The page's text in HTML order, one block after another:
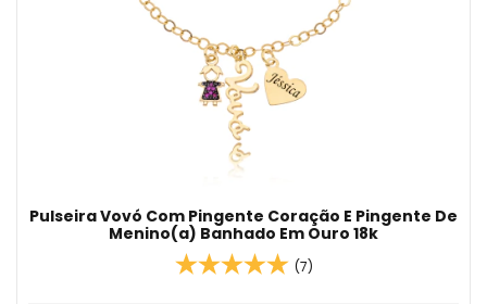
Pulseira Vovó Com Pingente Coração E Pingente De
Menino(a) Banhado Em Ouro 18k
(7)